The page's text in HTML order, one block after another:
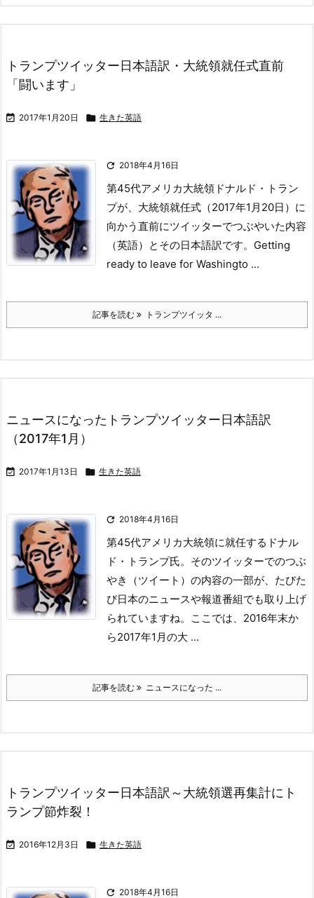
トランプツイッター日本語訳・大統領就任式直前
「闘います」
 2017年1月20日  生きた英語
 2018年4月16日
第45代アメリカ大統領ドナルド・トラン
プが、大統領就任式（2017年1月20日）に
向かう直前にツイッターでつぶやいた内容
（英語）とその日本語訳です。 Getting
ready to leave for Washingto ...
記事を読む トランプツイッタ ...
ニュースになったトランプツイッター日本語訳
（2017年1月）
 2017年1月13日  生きた英語
 2018年4月16日
第45代アメリカ大統領に就任するドナル
ド・トランプ氏。 そのツイッターでのつぶ
やき（ツイート）の内容の一部が、たびた
び日本のニュースや報道番組でも取り上げ
られていますね。
ここでは、2016年末か
ら2017年1月の大 ...
記事を読む ニュースになった ...
トランプツイッター日本語訳～大統領選再集計にト
ランプ節炸裂！
 2016年12月3日  生きた英語
 2018年4月16日